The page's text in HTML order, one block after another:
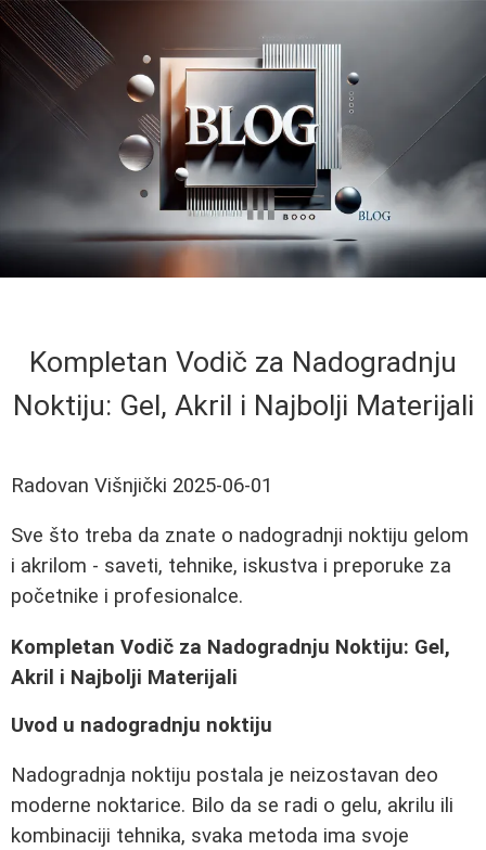
Kompletan Vodič za Nadogradnju
Noktiju: Gel, Akril i Najbolji Materijali
Radovan Višnjički 2025-06-01
Sve što treba da znate o nadogradnji noktiju gelom
i akrilom - saveti, tehnike, iskustva i preporuke za
početnike i profesionalce.
Kompletan Vodič za Nadogradnju Noktiju: Gel,
Akril i Najbolji Materijali
Uvod u nadogradnju noktiju
Nadogradnja noktiju postala je neizostavan deo
moderne noktarice. Bilo da se radi o gelu, akrilu ili
kombinaciji tehnika, svaka metoda ima svoje